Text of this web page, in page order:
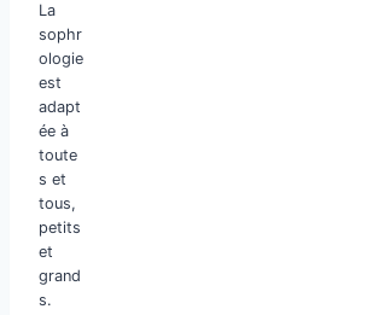
La
sophr
ologie
est
adapt
ée à
toute
s et
tous,
petits
et
grand
s.